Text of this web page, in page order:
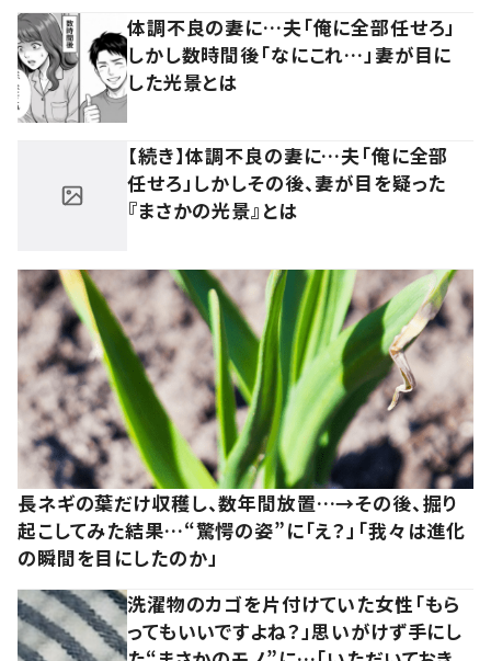
体調不良の妻に…夫「俺に全部任せろ」
しかし数時間後「なにこれ…」妻が目に
した光景とは
【続き】体調不良の妻に…夫「俺に全部
任せろ」しかしその後、妻が目を疑った
『まさかの光景』とは
長ネギの葉だけ収穫し、数年間放置…→その後、掘り
起こしてみた結果…“驚愕の姿”に「え？」「我々は進化
の瞬間を目にしたのか」
洗濯物のカゴを片付けていた女性「もら
ってもいいですよね？」思いがけず手にし